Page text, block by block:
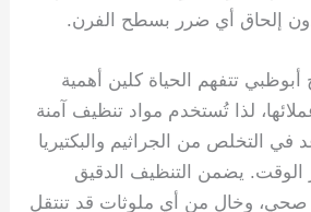
إلحاق أي ضرر بسطح الفرن.
تتفهم الحياة كلين أهمية
لذا تُستخدم مواد تنظيف آمنة
في التخلص من الجراثيم والبكتيريا
الوقت. يضمن التنظيف الدقيق
صحي، وخالٍ من أي ملوثات قد تنتقل